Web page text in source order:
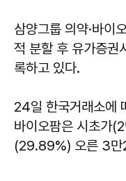
삼양그룹 의약·바이
적 분할 후 유가증권
록하고 있다.
24일 한국거래소에
바이오팜은 시초가
(29.89%) 오른 3만